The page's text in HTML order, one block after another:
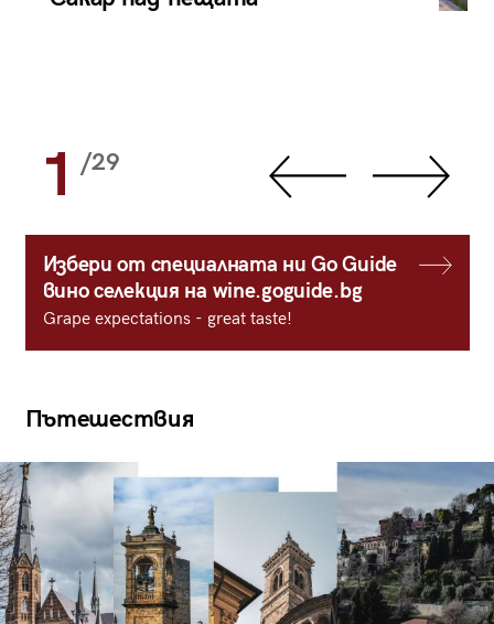
1 /29
Избери от специалната ни Go Guide
вино селекция на wine.goguide.bg
Grape expectations - great taste!
Пътешествия